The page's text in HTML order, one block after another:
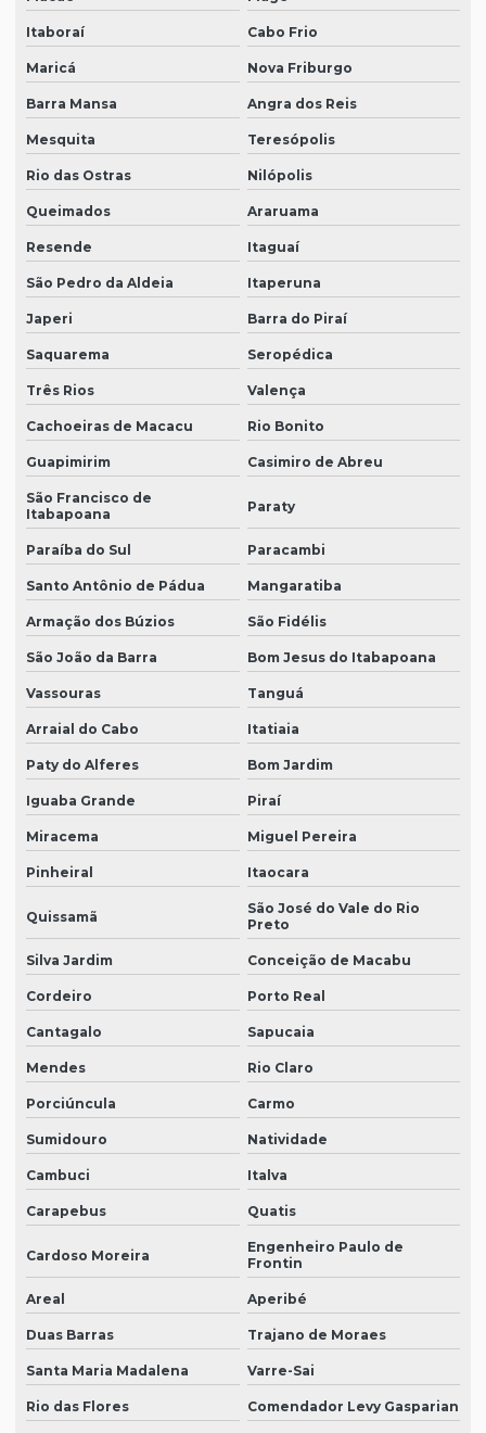
Itaboraí Cabo Frio
Maricá Nova Friburgo
Barra Mansa Angra dos Reis
Mesquita Teresópolis
Rio das Ostras Nilópolis
Queimados Araruama
Resende Itaguaí
São Pedro da Aldeia Itaperuna
Japeri Barra do Piraí
Saquarema Seropédica
Três Rios Valença
Cachoeiras de Macacu Rio Bonito
Guapimirim Casimiro de Abreu
São Francisco de
Itabapoana
Paraty
Paraíba do Sul Paracambi
Santo Antônio de Pádua Mangaratiba
Armação dos Búzios São Fidélis
São João da Barra Bom Jesus do Itabapoana
Vassouras Tanguá
Arraial do Cabo Itatiaia
Paty do Alferes Bom Jardim
Iguaba Grande Piraí
Miracema Miguel Pereira
Pinheiral Itaocara
Quissamã
São José do Vale do Rio
Preto
Silva Jardim Conceição de Macabu
Cordeiro Porto Real
Cantagalo Sapucaia
Mendes Rio Claro
Porciúncula Carmo
Sumidouro Natividade
Cambuci Italva
Carapebus Quatis
Cardoso Moreira
Engenheiro Paulo de
Frontin
Areal Aperibé
Duas Barras Trajano de Moraes
Santa Maria Madalena Varre-Sai
Rio das Flores Comendador Levy Gasparian